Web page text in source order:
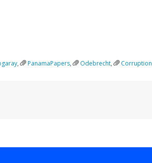
, PanamaPapers, Odebrecht, Corruption